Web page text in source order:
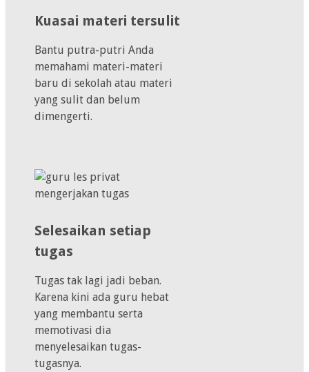
Kuasai materi tersulit
Bantu putra-putri Anda
memahami materi-materi
baru di sekolah atau materi
yang sulit dan belum
dimengerti.
Selesaikan setiap
tugas
Tugas tak lagi jadi beban.
Karena kini ada guru hebat
yang membantu serta
memotivasi dia
menyelesaikan tugas-
tugasnya.